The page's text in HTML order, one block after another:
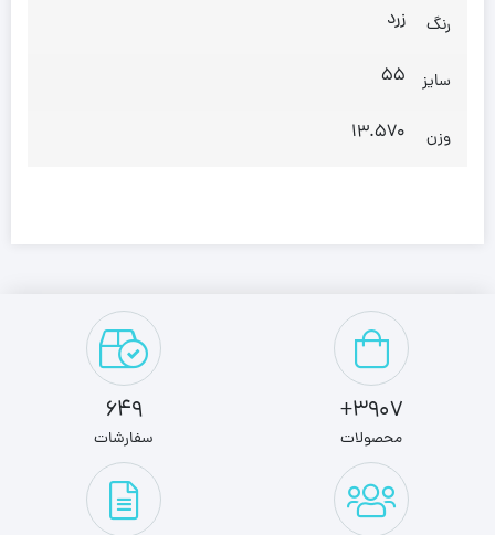
رنگ زرد
سایز 55
وزن 13.570
3907+
محصولات
649
سفارشات